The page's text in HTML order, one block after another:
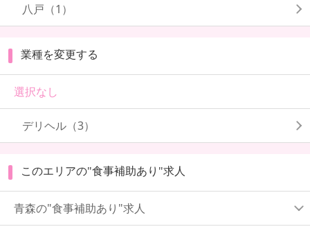
八戸 （1）
業種を変更する
選択なし
デリヘル（3）
このエリアの"食事補助あり"求人
青森の"食事補助あり"求人